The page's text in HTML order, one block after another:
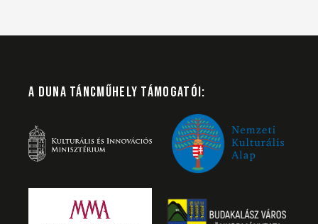
A DUNA TÁNCMŰHELY TÁMOGATÓI: